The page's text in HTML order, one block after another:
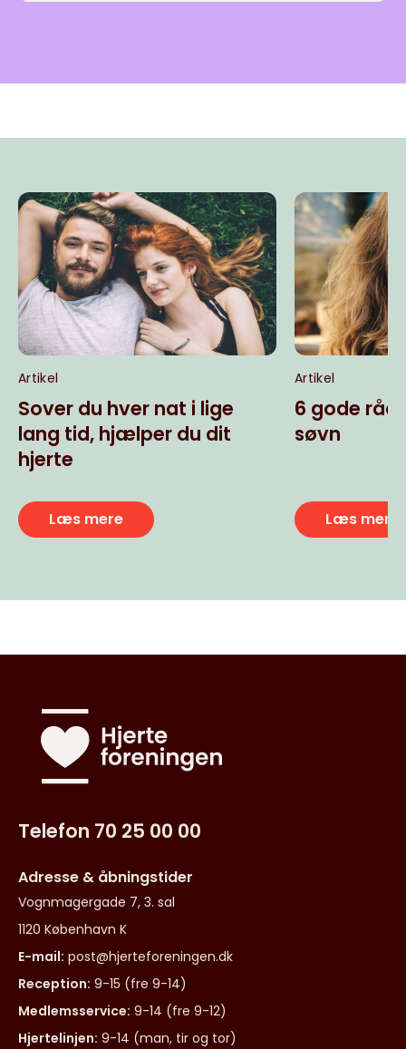
Artikel
Sover du hver nat i lige
lang tid, hjælper du dit
hjerte
Læs mere
Artikel
6 gode råd
søvn
Læs mere
Telefon 70 25 00 00
Adresse & åbningstider
Vognmagergade 7, 3. sal
1120 København K
E-mail: post@hjerteforeningen.dk
Reception: 9-15 (fre 9-14)
Medlemsservice: 9-14 (fre 9-12)
Hjertelinjen: 9-14 (man, tir og tor)